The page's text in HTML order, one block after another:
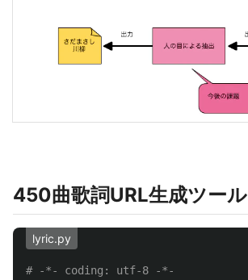
450曲歌詞URL生成ツール
lyric.py